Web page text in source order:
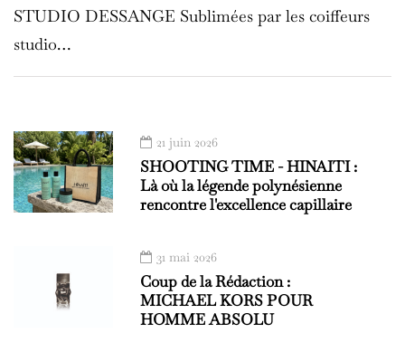
STUDIO DESSANGE Sublimées par les coiffeurs
studio…
21 juin 2026
SHOOTING TIME - HINAITI :
Là où la légende polynésienne
rencontre l'excellence capillaire
31 mai 2026
Coup de la Rédaction :
MICHAEL KORS POUR
HOMME ABSOLU